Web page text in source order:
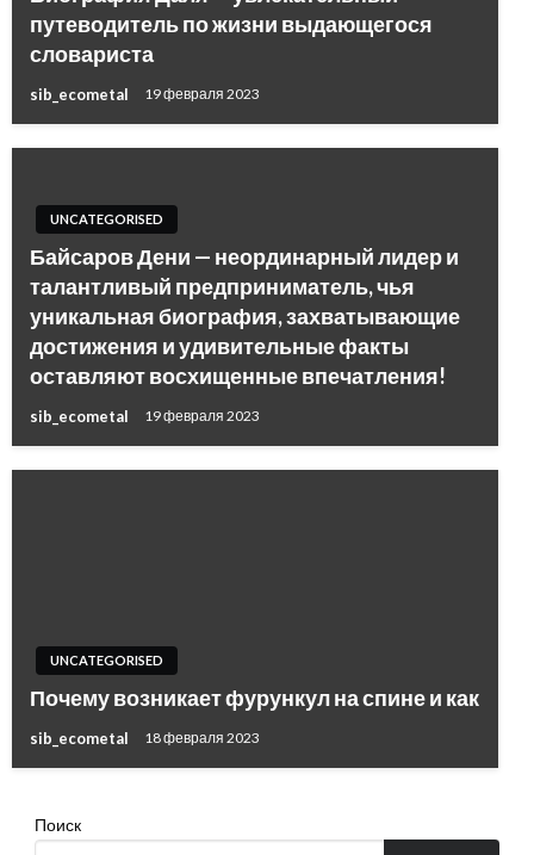
путеводитель по жизни выдающегося
словариста
sib_ecometal 19 февраля 2023
UNCATEGORISED
Байсаров Дени — неординарный лидер и
талантливый предприниматель, чья
уникальная биография, захватывающие
достижения и удивительные факты
оставляют восхищенные впечатления!
sib_ecometal 19 февраля 2023
UNCATEGORISED
Почему возникает фурункул на спине и как
sib_ecometal 18 февраля 2023
Поиск